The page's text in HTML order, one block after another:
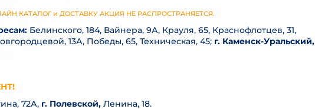
КАТАЛОГ и ДОСТАВКУ АКЦИЯ НЕ РАСПРОСТРАНЯЕТСЯ.
Белинского, 184, Вайнера, 9А, Крауля, 65, Краснофлотцев, 31,
13А, Победы, 65, Техническая, 45; г. Каменск-Уральский,
72А, г. Полевской, Ленина, 18.